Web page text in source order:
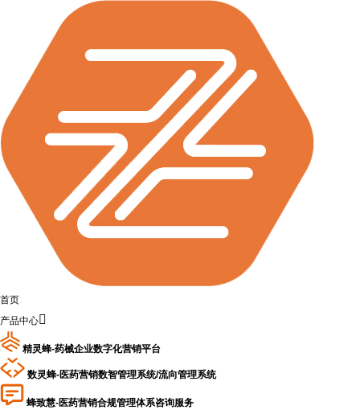
首页
产品中心
精灵蜂-药械企业数字化营销平台
数灵蜂-医药营销数智管理系统/流向管理系统
蜂致慧-医药营销合规管理体系咨询服务